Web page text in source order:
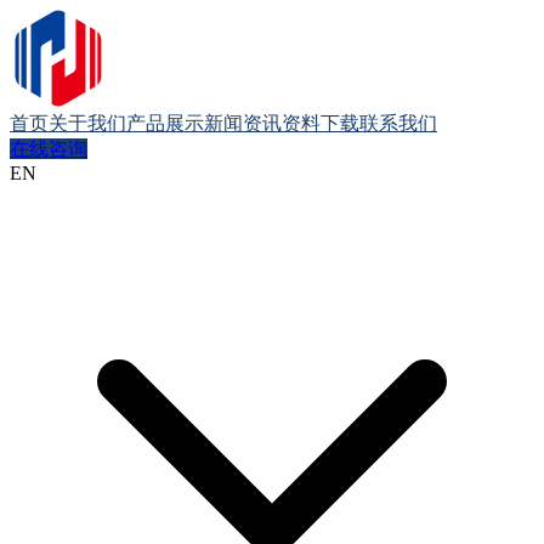
首页关于我们产品展示新闻资讯资料下载联系我们
在线咨询
EN